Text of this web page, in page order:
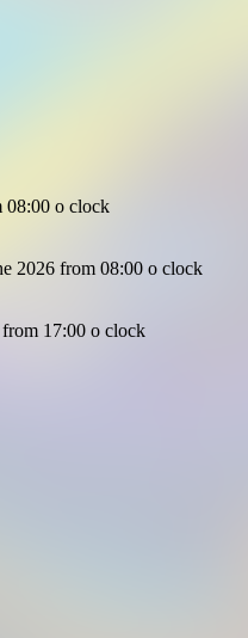
voller Bewegung,
Familien, Freunde und
.
08:00 o clock
2026 from 08:00 o clock
17:00 o clock